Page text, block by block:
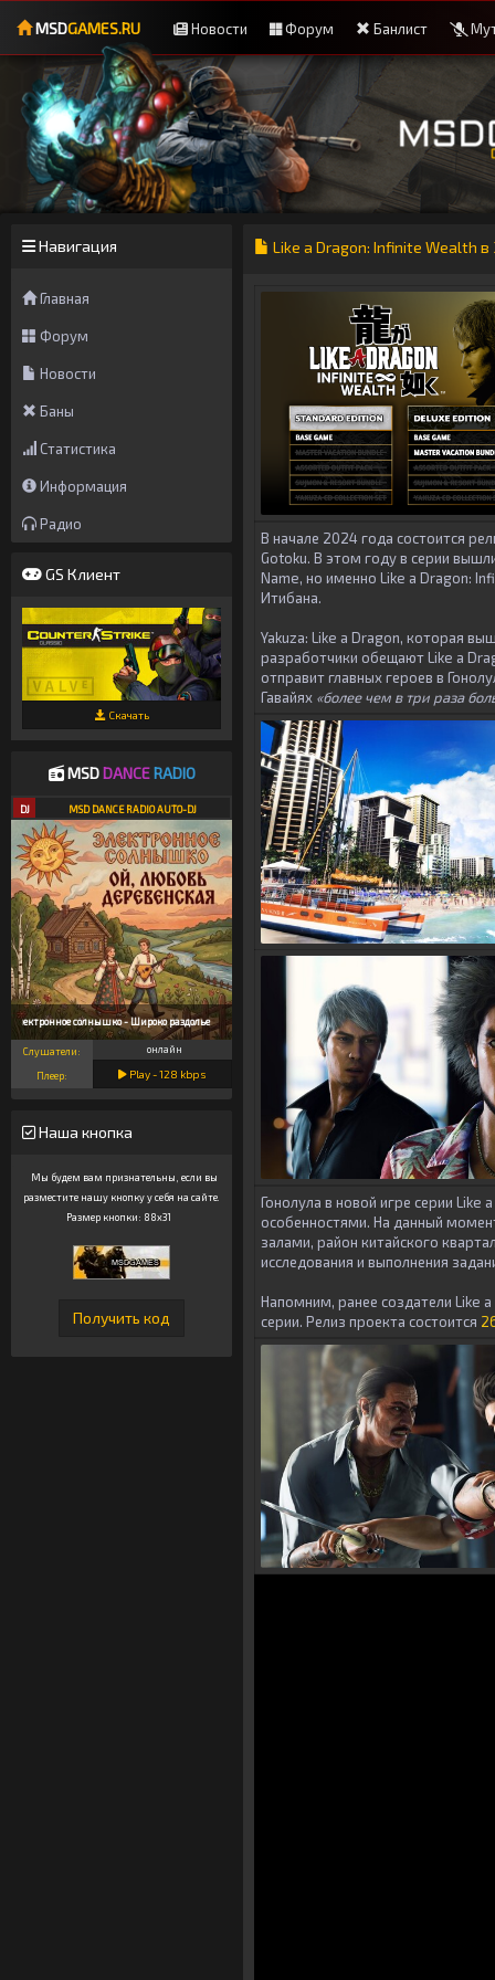
MSDGAMES.RU Новости Форум Банлист
Навигация
Главная
Форум
Новости
Баны
Статистика
Информация
Радио
GS Клиент
Скачать
MSDDANCE RADIO
DJ MSD DANCE RADIO AUTO-DJ
Электронное солнышко - Широко раздолье
Слушатели: онлайн
Плеер: Play -128 kbps
Наша кнопка
Мы будем вам признательны, если вы
разместите нашу кнопку у себя на сайте.
Размер кнопки: 88x31
Like a Dragon: Infinite Wealth
В начале 2024 года состоится
Gotoku. В этом году в серии
Name, но именно Like a Dragon:
Итибана.
Yakuza: Like a Dragon, которая
разработчики обещают Like a
отправит главных героев в
Гавайях «более чем в три раза
Гонолула в новой игре серии
особенностями. На данный
залами, район китайского
исследования и выполнения
Напомним, ранее создатели Like
серии. Релиз проекта состоится